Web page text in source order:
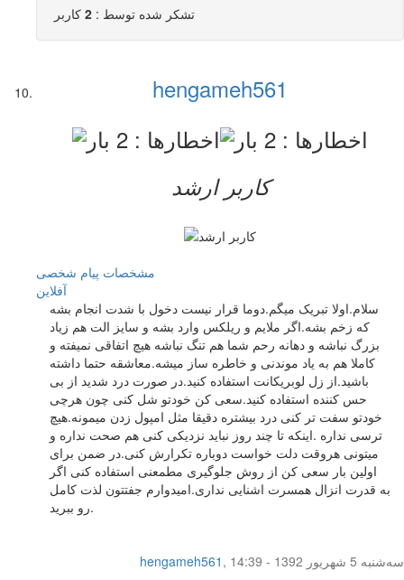
تشکر شده توسط : 2 کاربر
hengameh561
کاربر ارشد
مشخصات پیام شخصی
آفلاين
سلام.اولا تبریک میگم.دوما قرار نیست دخول با شدت انجام بشه
که زخم بشه.اگر ملایم و ریلکس وارد بشه و سایز الت هم زیاد
بزرگ نباشه و دهانه رحم شما هم تنگ نباشه هیچ اتفاقی نمیفته و
کاملا هم به یاد موندنی و خاطره ساز میشه.معاشقه حتما داشته
باشید.از زل لوبریکانت استفاده کنید.در صورت درد شدید از بی
حس کننده استفاده کنید.سعی کن خودتو شل کنی چون هرچی
خودتو سفت تر کنی درد بیشتره دقیقا مثل امپول زدن میمونه.هیچ
ترسی نداره .اینکه تا چند روز نباید نزدیکی کنی هم صحت نداره و
میتونی هروقت دلت خواست دوباره تکرارش کنی.در ضمن برای
اولین بار سعی کن از روش جلوگیری مطمعنی استفاده کنی اگر
به قدرت انزال همسرت اشنایی نداری.امیدوارم جفتتون لذت کامل
رو ببرید.
hengameh561 ,
سه‌شنبه 5 شهریور 1392 - 14:39